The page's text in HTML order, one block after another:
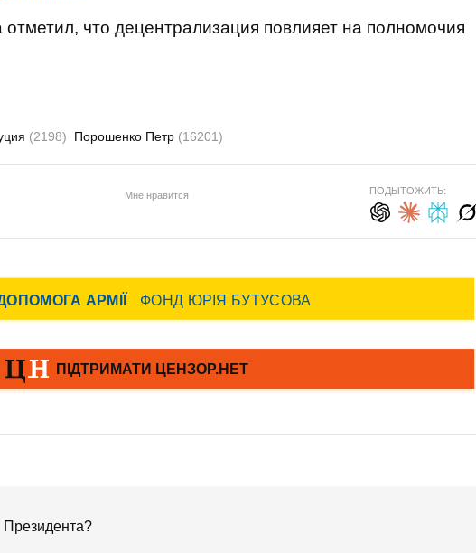
отметил, что децентрализация повлияет на полномочия
(2198) Порошенко Петр (16201)
Мне нравится ПОДЫТОЖИТЬ:
Президента?